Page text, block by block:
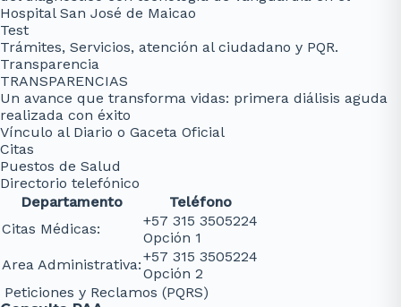
Hospital San José de Maicao
Test
Trámites, Servicios, atención al ciudadano y PQR.
Transparencia
TRANSPARENCIAS
Un avance que transforma vidas: primera diálisis aguda
realizada con éxito
Vínculo al Diario o Gaceta Oficial
Citas
Puestos de Salud
Directorio telefónico
Departamento
Teléfono
Citas Médicas:
+57 315 3505224
Opción 1
Area Administrativa:+57 315 3505224
Opción 2
Peticiones y Reclamos (PQRS)